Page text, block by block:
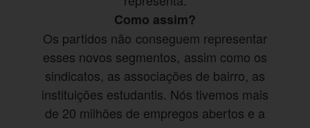
Como assim?
Os partidos não conseguem representar
esses novos segmentos, assim como os
sindicatos, as associações de bairro, as
instituições estudantis. Nós tivemos mais
de 20 milhões de empregos abertos e a